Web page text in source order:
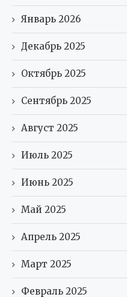
Январь 2026
Декабрь 2025
Октябрь 2025
Сентябрь 2025
Август 2025
Июль 2025
Июнь 2025
Май 2025
Апрель 2025
Март 2025
Февраль 2025